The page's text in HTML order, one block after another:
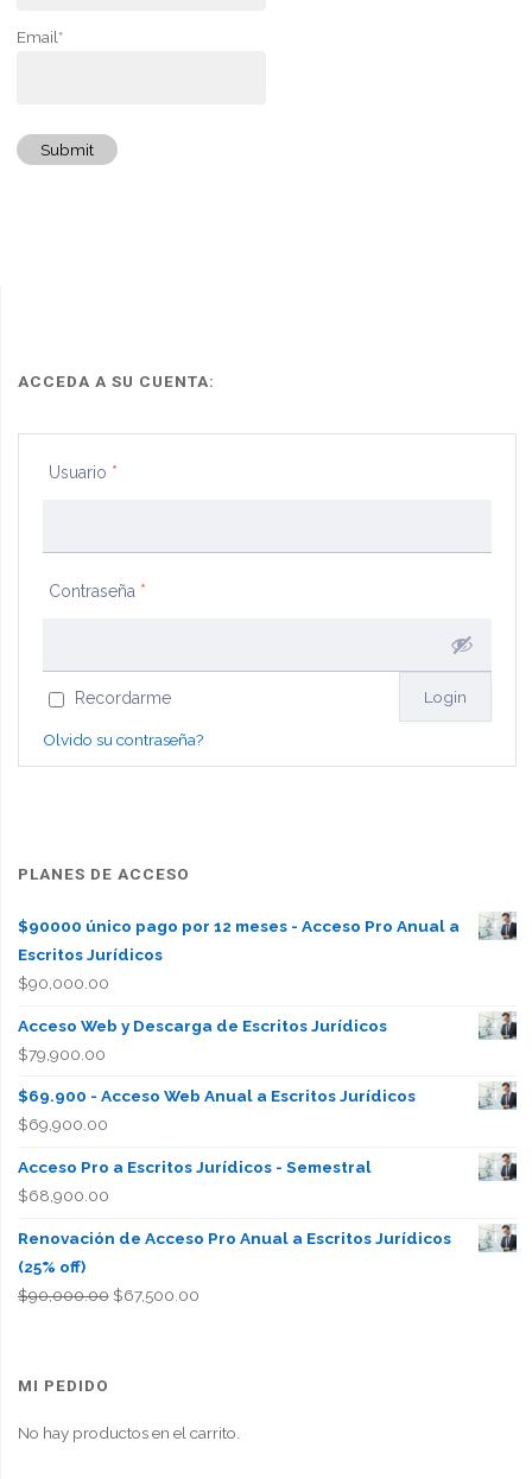
Email*
Submit
ACCEDA A SU CUENTA:
Usuario *
Contraseña *
Recordarme
Olvido su contraseña?
PLANES DE ACCESO
$90000 único pago por 12 meses - Acceso Pro Anual a
Escritos Jurídicos
$90,000.00
Acceso Web y Descarga de Escritos Jurídicos
$79,900.00
$69.900 - Acceso Web Anual a Escritos Jurídicos
$69,900.00
Acceso Pro a Escritos Jurídicos - Semestral
$68,900.00
Renovación de Acceso Pro Anual a Escritos Jurídicos
(25% off)
$90,000.00 El
$67,500.00El
MI PEDIDO
No hay productos en el carrito.